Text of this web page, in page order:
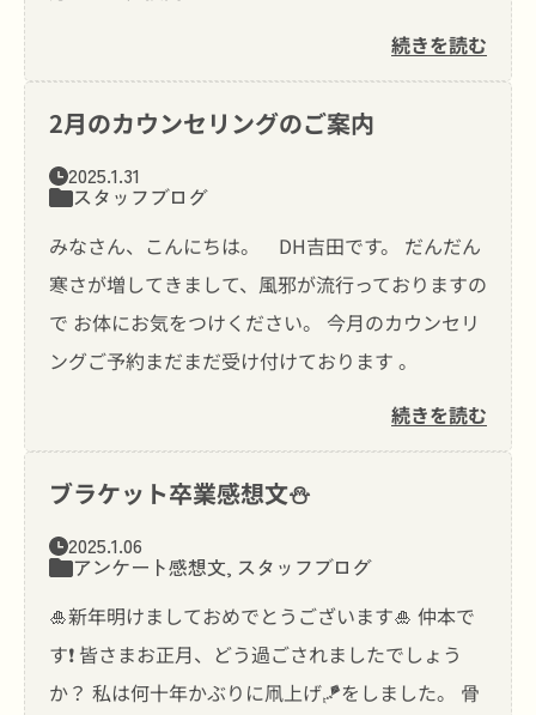
続きを読む
2月のカウンセリングのご案内
2025.1.31
スタッフブログ
みなさん、こんにちは。 DH吉田です。 だんだん
寒さが増してきまして、風邪が流行っておりますの
で お体にお気をつけください。 今月のカウンセリ
ングご予約まだまだ受け付けております 。
続きを読む
ブラケット卒業感想文⛄️
2025.1.06
アンケート感想文, スタッフブログ
🎍新年明けましておめでとうございます🎍 仲本で
す❗️ 皆さまお正月、どう過ごされましたでしょう
か？ 私は何十年かぶりに凧上げ🪁をしました。 骨